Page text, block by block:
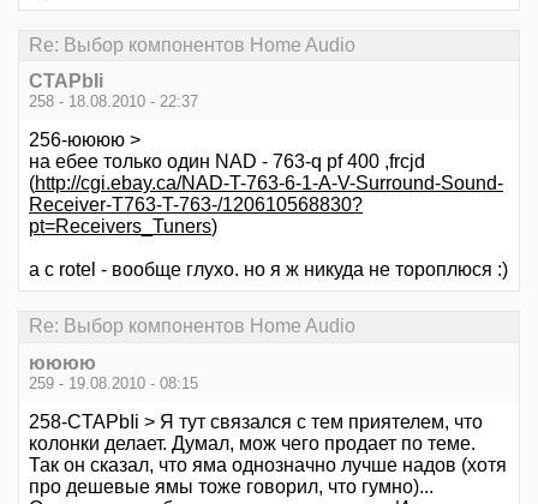
Re: Выбор компонентов Home Audio
CTAPbIi
258 - 18.08.2010 - 22:37
256-юююю >
на ебее только один NAD - 763-q pf 400 ,frcjd
(http://cgi.ebay.ca/NAD-T-763-6-1-A-V-Surround-Sound-
Receiver-T763-T-763-/120610568830?
pt=Receivers_Tuners)
а с rotel - вообще глухо. но я ж никуда не тороплюся :)
Re: Выбор компонентов Home Audio
юююю
259 - 19.08.2010 - 08:15
258-CTAPbIi > Я тут связался с тем приятелем, что
колонки делает. Думал, мож чего продает по теме.
Так он сказал, что яма однозначно лучше надов (хотя
про дешевые ямы тоже говорил, что гумно)...